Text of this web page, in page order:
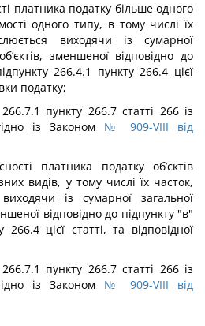
платника податку більше одного
одного типу, в тому числі їх
виходячи із сумарної
зменшеної відповідно до
266.4.1 пункту 266.4 цієї
податку;
пункту 266.7 статті 266 із
із Законом № 909-VIII від
платника податку об’єктів
видів, у тому числі їх часток,
із сумарної загальної
відповідно до підпункту "в"
цієї статті, та відповідної
пункту 266.7 статті 266 із
із Законом № 909-VIII від